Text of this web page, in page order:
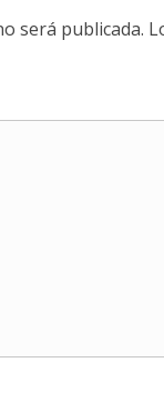
será publicada.